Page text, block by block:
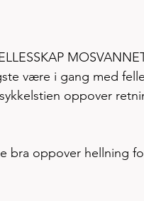
være i gang med
oppover
bra oppover hellning